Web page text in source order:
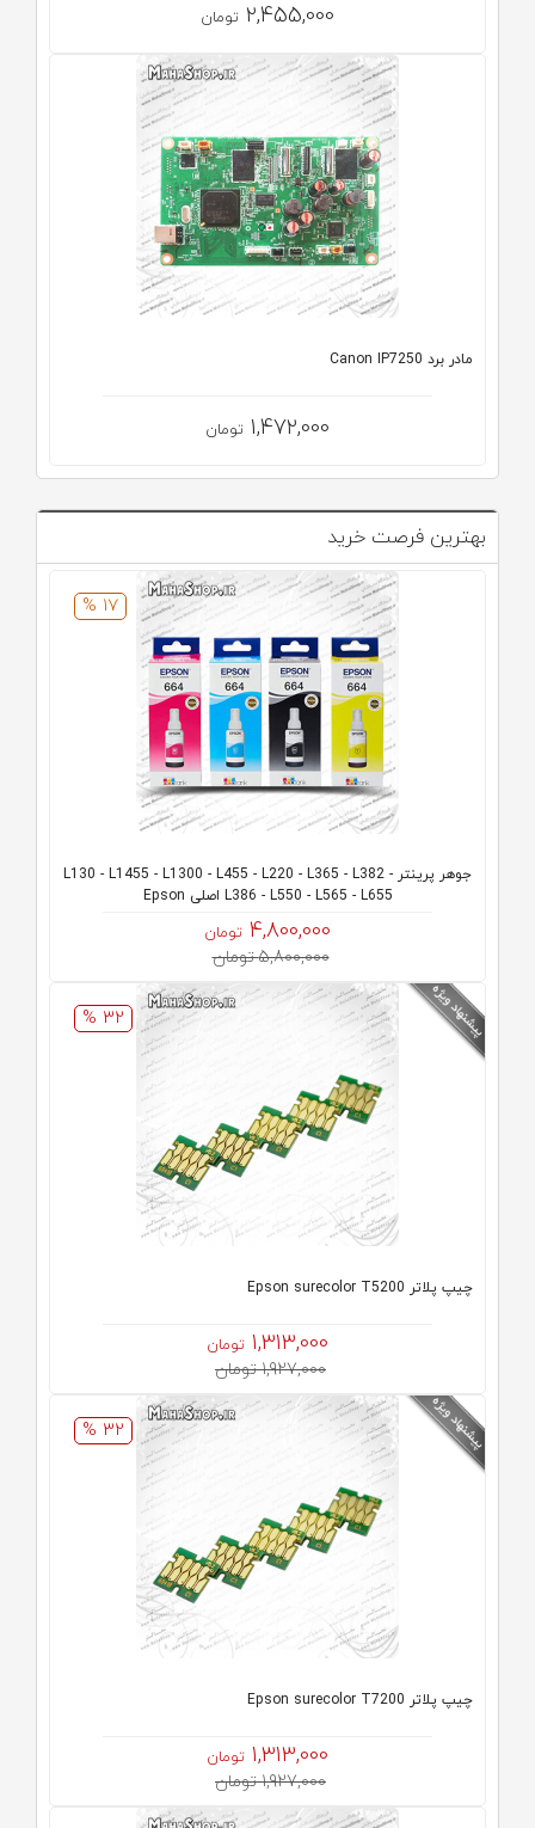
2,455,000 تومان
مادر برد Canon IP7250
1,472,000 تومان
بهترین فرصت خرید
17 %
جوهر پرینتر L130 - L1455 - L1300 - L455 - L220 - L365 - L382 -
L386 - L550 - L565 - L655 اصلی Epson
4,800,000 تومان
5,800,000 تومان
32 %
چیپ پلاتر Epson surecolor T5200
1,313,000 تومان
1,927,000 تومان
32 %
چیپ پلاتر Epson surecolor T7200
1,313,000 تومان
1,927,000 تومان